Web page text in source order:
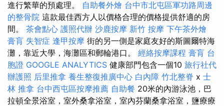
進行繁華的預處理。 自助餐外燴 台中市北屯區軍功路周邊
的整骨院 這款最佳西方人以價格合理的價格提供舒適的房
間。 茶會點心 護照代辦 沙鹿按摩 新竹 按摩 下午茶外燴
膏肓 失智症 逢甲按摩 街的另一側是家庭友好的斯圖爾特海
灘，靠近大學，海灘區和郵輪港口。 經絡按摩課程 膏肓 台
胞證 GOOGLE ANALYTICS 健康部門包含一個10 旅行社代
辦護照 后里推拿 養生整復推廣中心 白內障 竹北整脊 x 士
林 推拿 台中西屯區按摩推薦 自助餐 20米的內游泳池，巴
拉頓全景浴室，室外桑拿浴室，室內芬蘭桑拿浴室，鹽療療